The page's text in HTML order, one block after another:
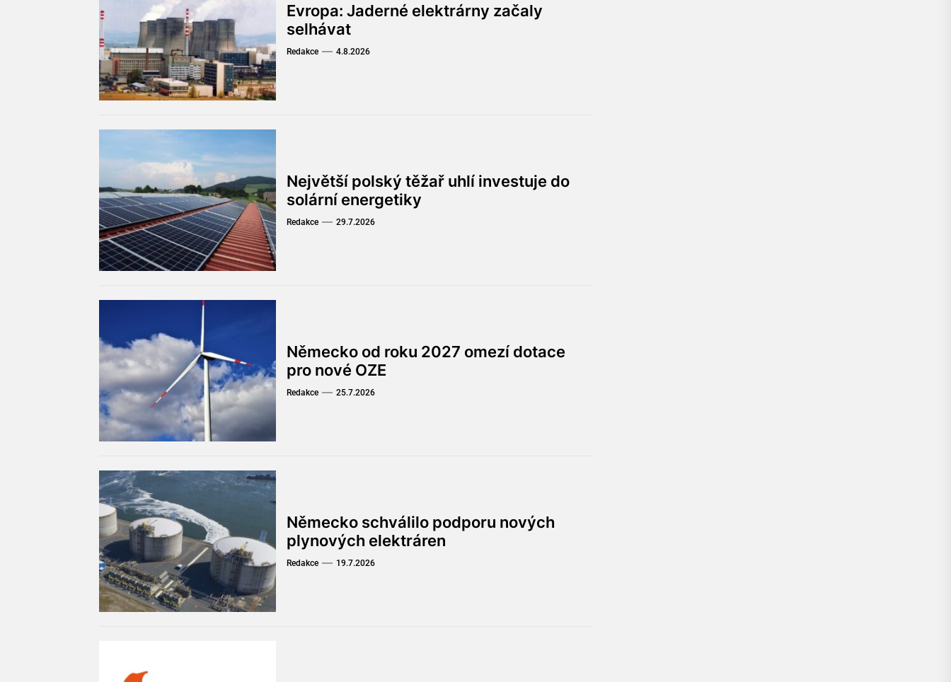
Evropa: Jaderné elektrárny začaly
selhávat
Redakce 4.8.2026
Největší polský těžař uhlí investuje do
solární energetiky
Redakce 29.7.2026
Německo od roku 2027 omezí dotace
pro nové OZE
Redakce 25.7.2026
Německo schválilo podporu nových
plynových elektráren
Redakce 19.7.2026